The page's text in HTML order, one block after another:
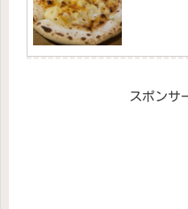
スポンサ